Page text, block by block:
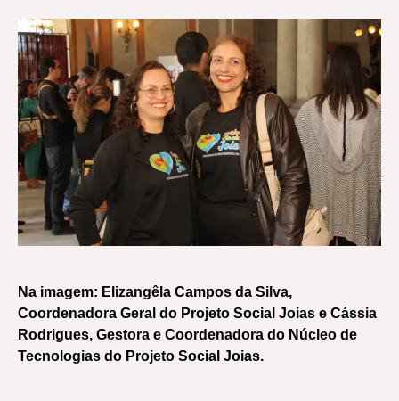
Na imagem: Elizangêla Campos da Silva,
Coordenadora Geral do Projeto Social Joias e Cássia
Rodrigues, Gestora e Coordenadora do Núcleo de
Tecnologias do Projeto Social Joias.